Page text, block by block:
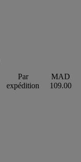
Par
expédition
MAD
109.00